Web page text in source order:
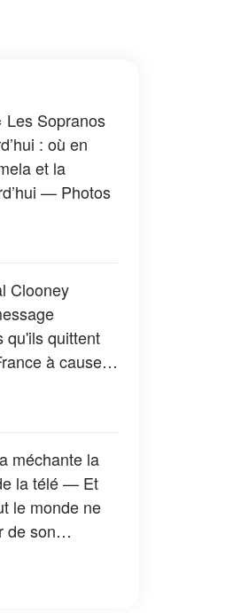
Les Sopranos
: où en
et la
— Photos
Clooney
qu'ils quittent
à cause
— Tous les
méchante la
la télé — Et
le monde ne
de son
nouvelle